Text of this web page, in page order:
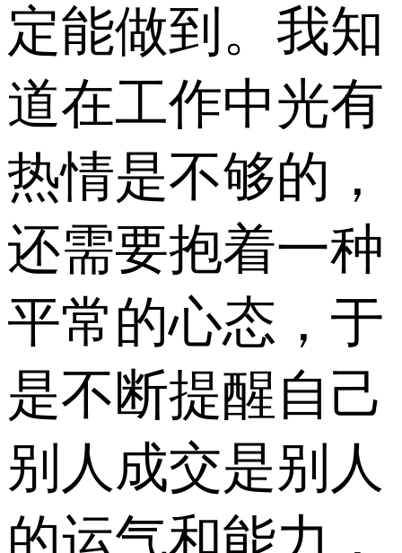
定能做到。我知
道在工作中光有
热情是不够的，
还需要抱着一种
平常的心态，于
是不断提醒自己
别人成交是别人
的运气和能力，